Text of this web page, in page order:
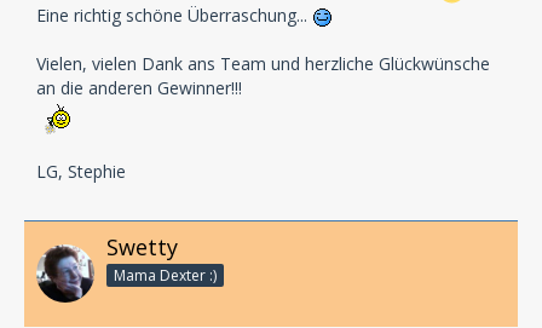
Eine richtig schöne Überraschung...
Vielen, vielen Dank ans Team und herzliche Glückwünsche
an die anderen Gewinner!!!
LG, Stephie
Swetty
Mama Dexter :)